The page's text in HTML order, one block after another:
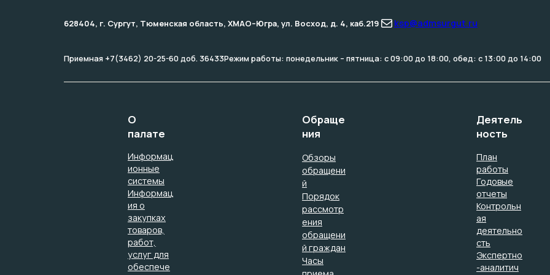
628404, г. Сургут, Тюменская область, ХМАО–Югра, ул. Восход, д. 4, каб.219 Почта
ksp@admsurgut.ru
Приемная +7(3462) 20-25-60 доб. 36433Режим работы: понедельник – пятница: с 09:00 до 18:00, обед: с 13:00 до 14:00
О
палате
Информац
ионные
системы
Информац
ия о
закупках
товаров,
работ,
услуг для
обеспече
Обраще
ния
Обзоры
обращени
й
Порядок
рассмотр
ения
обращени
й граждан
Часы
Деятель
ность
План
работы
Годовые
отчеты
Контрольн
ая
деятельно
сть
Экспертно
-аналитич